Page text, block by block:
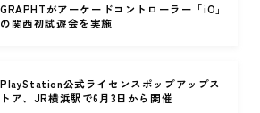
GRAPHTがアーケードコントローラー「iO」
の関西初試遊会を実施
PlayStation公式ライセンスポップアップス
トア、JR横浜駅で6月3日から開催